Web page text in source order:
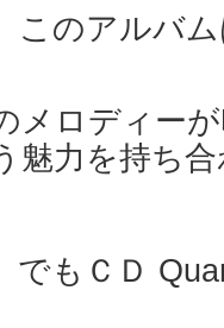
このアルバ
メロディー
魅力を持ち
でもＣＤ